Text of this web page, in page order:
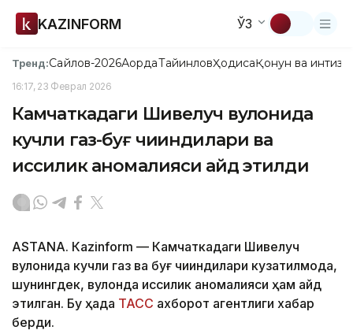
KAZINFORM ЎЗ
Тренд:Сайлов-2026АқордаТайинловҲодисаҚонун ва
16:17, 23 Феврал 2026
Камчаткадаги Шивелуч вулқонида
кучли газ-буғ чиқиндилари ва
иссиқлик аномалияси қайд этилди
ASTANА. Кazinform — Камчаткадаги Шивелуч
вулқонида кучли газ ва буғ чиқиндилари кузатилмоқда,
шунингдек, вулқонда иссиқлик аномалияси ҳам қайд
этилган. Бу ҳақда ТАСС ахборот агентлиги хабар
берди.